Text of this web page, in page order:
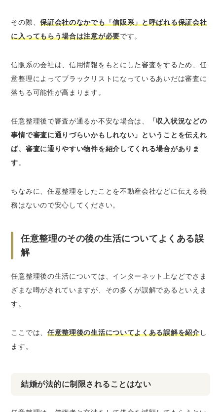
その際、保証会社のなかでも「信販系」と呼ばれる保証会社
に入ってもらう場合は注意が必要です。
信販系の会社は、信用情報をもとにした審査をするため、任
意整理によってブラックリストになっているあいだは審査に
落ちる可能性が高まります。
任意整理後で審査が通るか不安な場合は、
「収入状況などの
事情で審査に通りづらいかもしれない」ということを伝えれ
ば、審査に通りやすい物件を紹介してくれる場合がありま
す。
ちなみに、任意整理をしたことを不動産会社などに伝える義
務はないので安心してください。
任意整理のその後の生活についてよくある誤
解
任意整理後の生活については、インターネット上などでさま
ざまな噂がされていますが、その多くが誤解であるといえま
す。
ここでは、 任意整理後の生活についてよくある誤解を紹介し
ます。
結婚が法的に制限されることはない